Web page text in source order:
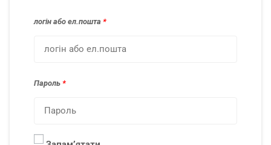
логін або ел.пошта *
Пароль *